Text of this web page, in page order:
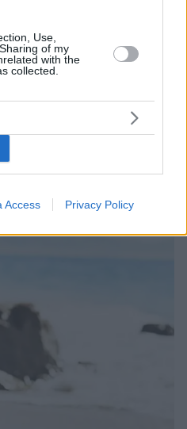
Use,
of my
with the
collected.
Access Privacy Policy
έγινα plus size
χοντρούλα»
του μόντελινγκ και την
μίλησε η πρώην παίκτρια